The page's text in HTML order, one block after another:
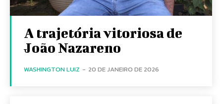
A trajetória vitoriosa de
João Nazareno
WASHINGTON LUIZ - 20 DE JANEIRO DE 2026